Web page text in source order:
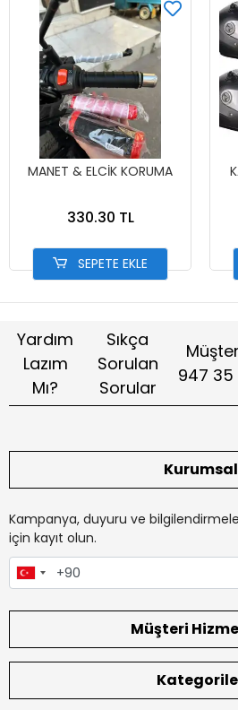
MANET & ELCİK KORUMA
330.30 TL
SEPETE EKLE
Yardım
Lazım
Mı?
Sıkça
Sorulan
Sorular
947 35
Kurumsal
Kampanya, duyuru ve
için kayıt olun.
Müşteri